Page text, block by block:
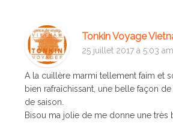
Tonkin Voyage
25 juillet 2017 à 5:03 am
A la cuillère marmi tellement faim et
bien rafraîchissant, une belle façon
de saison.
Bisou ma jolie de me donne une très